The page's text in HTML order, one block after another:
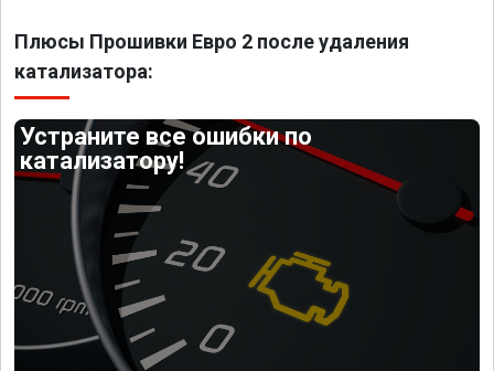
Плюсы Прошивки Евро 2 после удаления
катализатора:
Устраните все ошибки по
катализатору!